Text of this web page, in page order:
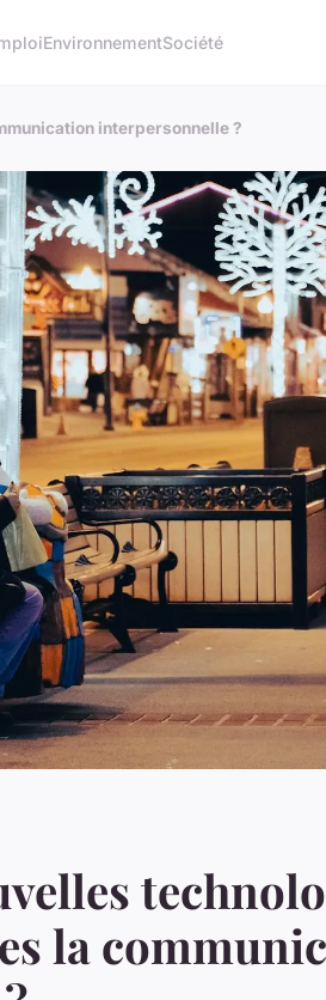
EnvironnementSociété
interpersonnelle ?
la